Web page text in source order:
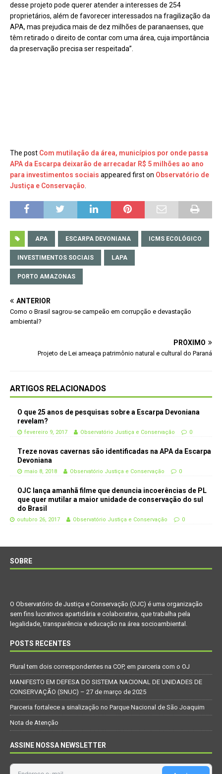
desse projeto pode querer atender a interesses de 254
proprietários, além de favorecer interessados na fragilização da
APA, mas prejudica mais de dez milhões de paranaenses, que
têm retirado o direito de contar com uma área, cuja importância
da preservação precisa ser respeitada”.
The post Com mutilação da área, municípios por onde passa
APA da Escarpa deixarão de arrecadar R$ 5 milhões ao ano
para investimentos sociais appeared first on Observatório de
Justiça e Conservação
APA ESCARPA DEVONIANA ICMS ECOLÓGICO
INVESTIMENTOS SOCIAIS LAPA
PORTO AMAZONAS
ANTERIOR
Como o Brasil sagrou-se campeão em corrupção e devastação
ambiental?
PRÓXIMO
Projeto de Lei ameaça patrimônio natural e cultural do Paraná
ARTIGOS RELACIONADOS
O que 25 anos de pesquisas sobre a Escarpa Devoniana
revelam?
fevereiro 9, 2017 Observatório Justiça e Conservação 0
Treze novas cavernas são identificadas na APA da Escarpa
Devoniana
maio 8, 2018 Observatório Justiça e Conservação 0
OJC lança amanhã filme que denuncia incoerências de PL
que quer mutilar a maior unidade de conservação do sul
do Brasil
outubro 26, 2017 Observatório Justiça e Conservação 0
SOBRE
O Observatório de Justiça e Conservação (OJC) é uma organização
sem fins lucrativos apartidária e colaborativa, que trabalha pela
legalidade, transparência e educação na área socioambiental.
POSTS RECENTES
Plural tem dois correspondentes na COP, em parceria com o OJ
MANIFESTO EM DEFESA DO SISTEMA NACIONAL DE UNIDADES DE
CONSERVAÇÃO (SNUC) – 27 de março de 2025
Parceria fortalece a sinalização no Parque Nacional de São Joaquim
Nota de Atenção
ASSINE NOSSA NEWSLETTER